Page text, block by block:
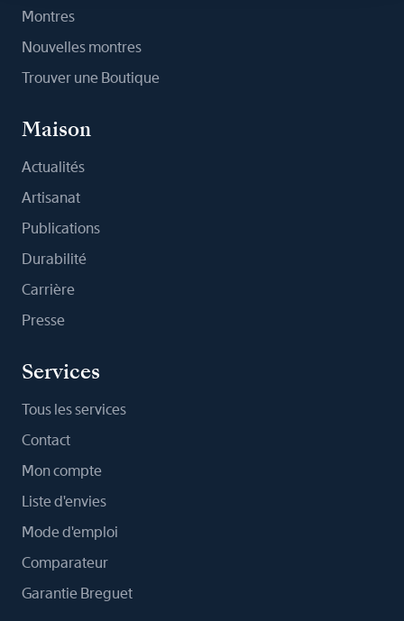
Montres
Nouvelles montres
Trouver une Boutique
Maison
Actualités
Artisanat
Publications
Durabilité
Carrière
Presse
Services
Tous les services
Contact
Mon compte
Liste d'envies
Mode d'emploi
Comparateur
Garantie Breguet